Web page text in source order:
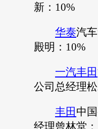
新：10%
华泰汽车
殿明：10%
一汽丰田
公司总经理
丰田 中
经理曾林堂